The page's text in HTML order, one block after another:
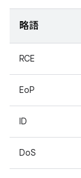
略語
RCE
EoP
ID
DoS